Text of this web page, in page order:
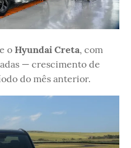
o Hyundai Creta, com
— crescimento de
do mês anterior.